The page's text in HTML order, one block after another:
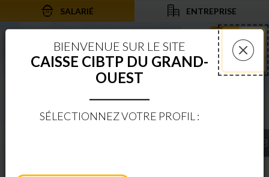
Aller au contenu
Aller à la recherche
Aller à la navigation
SALARIÉ ENTREPRISE
Rechercher sur
Services
BIENVENUE SUR LE SITE
CAISSE CIBTP DU GRAND-
OUEST
SÉLECTIONNEZ VOTRE PROFIL :